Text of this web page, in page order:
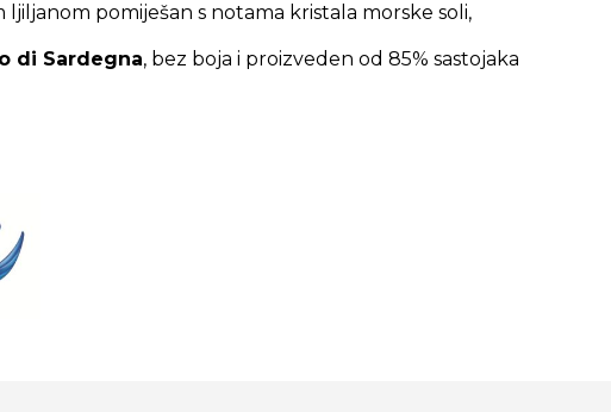
ljiljanom pomiješan s notama kristala morske soli,
di Sardegna, bez boja i proizveden od 85% sastojaka